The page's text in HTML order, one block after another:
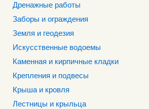
Дренажные работы
Заборы и ограждения
Земля и геодезия
Искусственные водоемы
Каменная и кирпичные кладки
Крепления и подвесы
Крыша и кровля
Лестницы и крыльца